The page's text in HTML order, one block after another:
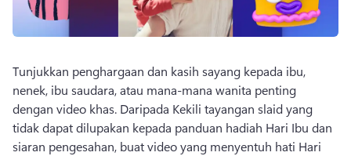
Tunjukkan penghargaan dan kasih sayang kepada ibu,
nenek, ibu saudara, atau mana-mana wanita penting
dengan video khas. Daripada Kekili tayangan slaid yang
tidak dapat dilupakan kepada panduan hadiah Hari Ibu dan
siaran pengesahan, buat video yang menyentuh hati Hari